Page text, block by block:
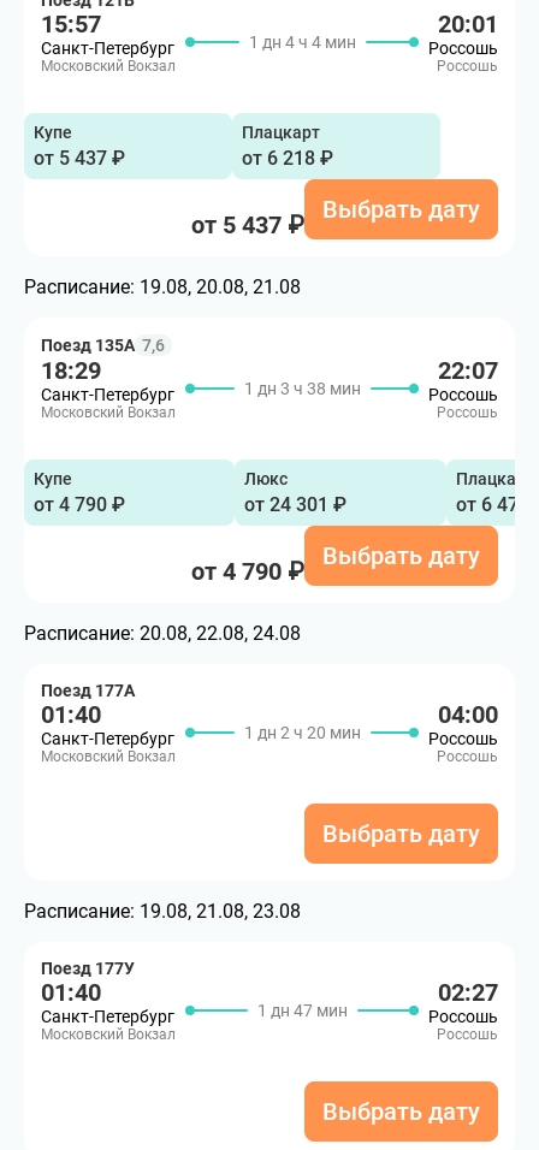
15:57
Санкт-Петербург
Московский Вокзал
1 дн 4 ч 4 мин
20:01
Россошь
Россошь
Купе
от 5 437 ₽
Плацкарт
от 6 218 ₽
от 5 437 ₽
Выбрать дату
Расписание: 19.08, 20.08, 21.08
Поезд 135А 7,6
18:29
Санкт-Петербург
Московский Вокзал
1 дн 3 ч 38 мин
22:07
Россошь
Россошь
Купе
от 4 790 ₽
Люкс
от 24 301 ₽
Плацкарт
от 6 473
от 4 790 ₽
Выбрать дату
Расписание: 20.08, 22.08, 24.08
Поезд 177А
01:40
Санкт-Петербург
Московский Вокзал
1 дн 2 ч 20 мин
04:00
Россошь
Россошь
Выбрать дату
Расписание: 19.08, 21.08, 23.08
Поезд 177У
01:40
Санкт-Петербург
Московский Вокзал
1 дн 47 мин
02:27
Россошь
Россошь
Выбрать дату